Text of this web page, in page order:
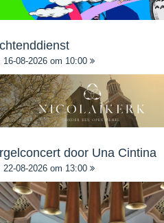
16-08-2026 om 10:00
door Una Cintina
22-08-2026 om 13:00